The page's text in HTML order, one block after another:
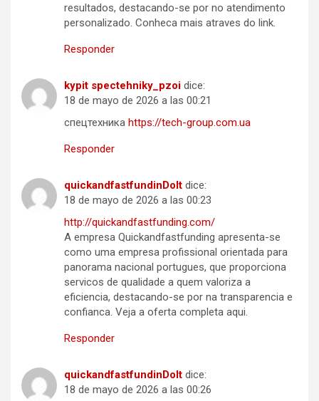
resultados, destacando-se por no atendimento
personalizado. Conheca mais atraves do link.
Responder
kypit spectehniky_pzoi dice:
18 de mayo de 2026 a las 00:21
спецтехника https://tech-group.com.ua
Responder
quickandfastfundinDoIt dice:
18 de mayo de 2026 a las 00:23
http://quickandfastfunding.com/
A empresa Quickandfastfunding apresenta-se
como uma empresa profissional orientada para
panorama nacional portugues, que proporciona
servicos de qualidade a quem valoriza a
eficiencia, destacando-se por na transparencia e
confianca. Veja a oferta completa aqui.
Responder
quickandfastfundinDoIt dice:
18 de mayo de 2026 a las 00:26